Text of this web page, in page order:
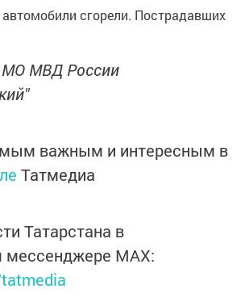
сгорели. Пострадавших
МВД России
важным и интересным в
Татмедиа
Татарстана в
мессенджере MАХ: